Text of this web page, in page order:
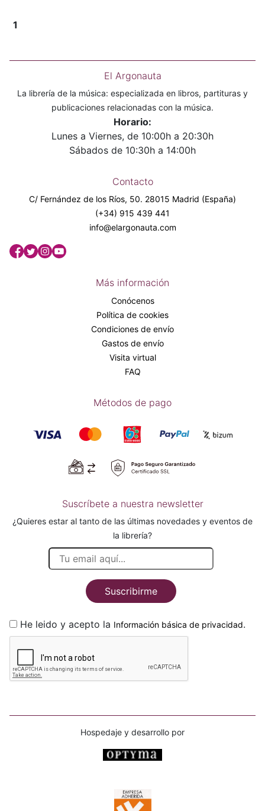
1
El Argonauta
La librería de la música: especializada en libros, partituras y
publicaciones relacionadas con la música.
Horario:
Lunes a Viernes, de 10:00h a 20:30h
Sábados de 10:30h a 14:00h
Contacto
C/ Fernández de los Ríos, 50. 28015 Madrid (España)
(+34) 915 439 441
info@elargonauta.com
Más información
Conócenos
Política de cookies
Condiciones de envío
Gastos de envío
Visita virtual
FAQ
Métodos de pago
Suscríbete a nuestra newsletter
¿Quieres estar al tanto de las últimas novedades y eventos de
la librería?
Suscribirme
He leido y acepto la Información básica de privacidad.
Hospedaje y desarrollo por